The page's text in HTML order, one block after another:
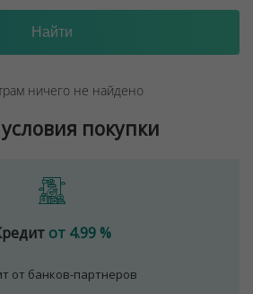
ничего не найдено
покупки
от 4.99 %
от банков-партнеров